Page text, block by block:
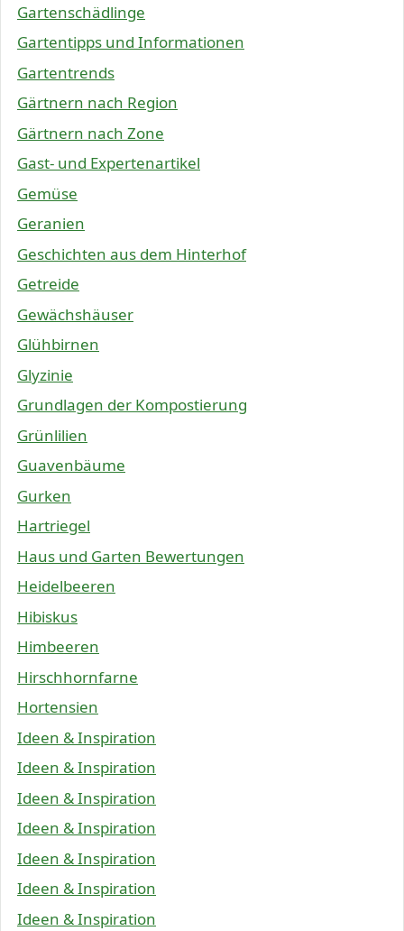
Gartenschädlinge
Gartentipps und Informationen
Gartentrends
Gärtnern nach Region
Gärtnern nach Zone
Gast- und Expertenartikel
Gemüse
Geranien
Geschichten aus dem Hinterhof
Getreide
Gewächshäuser
Glühbirnen
Glyzinie
Grundlagen der Kompostierung
Grünlilien
Guavenbäume
Gurken
Hartriegel
Haus und Garten Bewertungen
Heidelbeeren
Hibiskus
Himbeeren
Hirschhornfarne
Hortensien
Ideen & Inspiration
Ideen & Inspiration
Ideen & Inspiration
Ideen & Inspiration
Ideen & Inspiration
Ideen & Inspiration
Ideen & Inspiration